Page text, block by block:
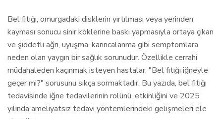
Bel fıtığı, omurgadaki disklerin yırtılması veya yerinden
kayması sonucu sinir köklerine baskı yapmasıyla ortaya çıkan
ve şiddetli ağrı, uyuşma, karıncalanma gibi semptomlara
neden olan yaygın bir sağlık sorunudur. Özellikle cerrahi
müdahaleden kaçınmak isteyen hastalar, "Bel fıtığı iğneyle
geçer mi?" sorusunu sıkça sormaktadır. Bu yazıda, bel fıtığı
tedavisinde iğne tedavilerinin rolünü, etkinliğini ve 2025
yılında ameliyatsız tedavi yöntemlerindeki gelişmeleri ele